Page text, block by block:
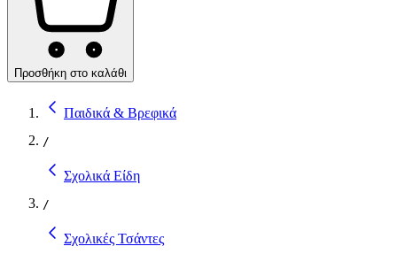
Προσθήκη στο καλάθι
Παιδικά & Βρεφικά
/
Σχολικά Είδη
/
Σχολικές Τσάντες